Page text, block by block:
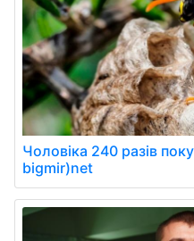
Чоловіка 240 разів
bigmir)net